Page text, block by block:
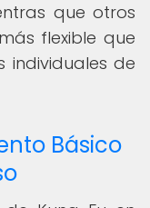
que otros
flexible que
individuales de
Básico